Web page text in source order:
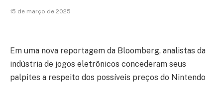
15 de março de 2025
Em uma nova reportagem da Bloomberg, analistas da
indústria de jogos eletrônicos concederam seus
palpites a respeito dos possíveis preços do Nintendo